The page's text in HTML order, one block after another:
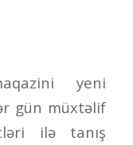
yeni
gün müxtəlif
ilə tanış